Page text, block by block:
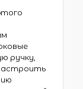
ручку,